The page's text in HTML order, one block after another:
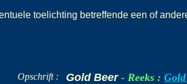
toelichting betreffende een of
Opschrift : Gold Beer- Reeks :